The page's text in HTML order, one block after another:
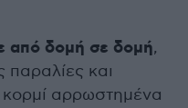
από δομή σε δομή,
και
κορμί αρρωστημένα